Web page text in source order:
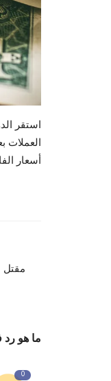
استقر
العملات
أسعار
مقتل شخص
ما هو رد
0